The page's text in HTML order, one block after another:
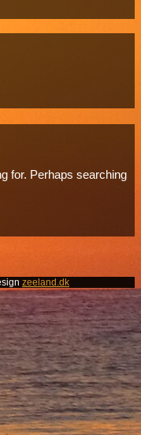
for. Perhaps searching
zeeland.dk